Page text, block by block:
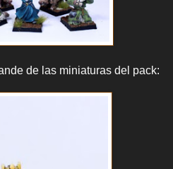
de las miniaturas del pack: